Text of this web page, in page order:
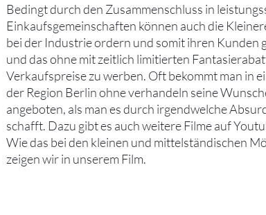
Bedingt durch den Zusammenschluss in
Einkaufsgemeinschaften können auch die
bei der Industrie ordern und somit ihren Kunden
und das ohne mit zeitlich limitierten
Verkaufspreise zu werben. Oft bekommt man in
der Region Berlin ohne verhandeln seine
angeboten, als man es durch irgendwelche
schafft. Dazu gibt es auch weitere Filme auf
Wie das bei den kleinen und mittelständischen
zeigen wir in unserem Film.